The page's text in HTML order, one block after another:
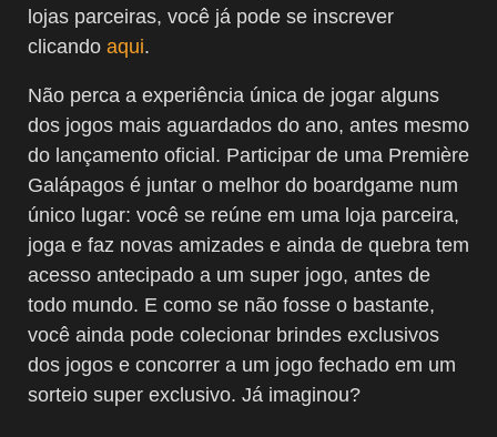
lojas parceiras, você já pode se inscrever
clicando aqui.
Não perca a experiência única de jogar alguns
dos jogos mais aguardados do ano, antes mesmo
do lançamento oficial. Participar de uma Première
Galápagos é juntar o melhor do boardgame num
único lugar: você se reúne em uma loja parceira,
joga e faz novas amizades e ainda de quebra tem
acesso antecipado a um super jogo, antes de
todo mundo. E como se não fosse o bastante,
você ainda pode colecionar brindes exclusivos
dos jogos e concorrer a um jogo fechado em um
sorteio super exclusivo. Já imaginou?